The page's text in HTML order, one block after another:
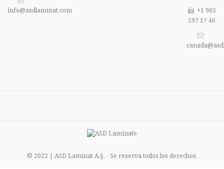
info@asdlaminat.com
+1 905
597 17 46
© 2022 | ASD Laminat A.Ş. - Se reserva todos los derechos.